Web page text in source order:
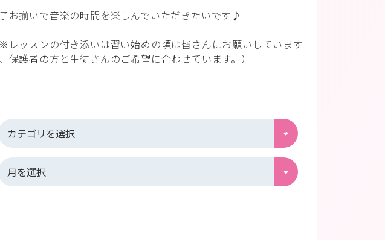
お揃いで音楽の時間を楽しんでいただきたいです♪
※レッスンの付き添いは習い始めの頃は皆さんにお願いしています
保護者の方と生徒さんのご希望に合わせています。）